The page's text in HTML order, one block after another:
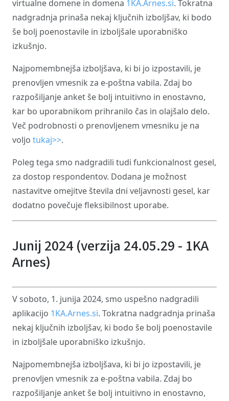
virtualne domene in domena 1KA.Arnes.si. Tokratna
nadgradnja prinaša nekaj ključnih izboljšav, ki bodo
še bolj poenostavile in izboljšale uporabniško
izkušnjo.
Najpomembnejša izboljšava, ki bi jo izpostavili, je
prenovljen vmesnik za e-poštna vabila. Zdaj bo
razpošiljanje anket še bolj intuitivno in enostavno,
kar bo uporabnikom prihranilo čas in olajšalo delo.
Več podrobnosti o prenovljenem vmesniku je na
voljo tukaj>>.
Poleg tega smo nadgradili tudi funkcionalnost gesel,
za dostop respondentov. Dodana je možnost
nastavitve omejitve števila dni veljavnosti gesel, kar
dodatno povečuje fleksibilnost uporabe.
Junij 2024 (verzija 24.05.29 - 1KA
Arnes)
V soboto, 1. junija 2024, smo uspešno nadgradili
aplikacijo 1KA.Arnes.si. Tokratna nadgradnja prinaša
nekaj ključnih izboljšav, ki bodo še bolj poenostavile
in izboljšale uporabniško izkušnjo.
Najpomembnejša izboljšava, ki bi jo izpostavili, je
prenovljen vmesnik za e-poštna vabila. Zdaj bo
razpošiljanje anket še bolj intuitivno in enostavno,